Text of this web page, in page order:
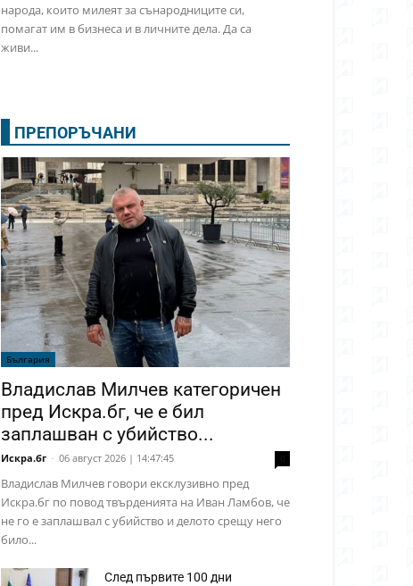
народа, които милеят за сънародниците си,
помагат им в бизнеса и в личните дела. Да са
живи...
ПРЕПОРЪЧАНИ
България
Владислав Милчев категоричен
пред Искра.бг, че е бил
заплашван с убийство...
Искра.бг - 06 август 2026 | 14:47:45
Владислав Милчев говори ексклузивно пред
Искра.бг по повод твърденията на Иван Ламбов, че
не го е заплашвал с убийство и делото срещу него
било...
След първите 100 дни